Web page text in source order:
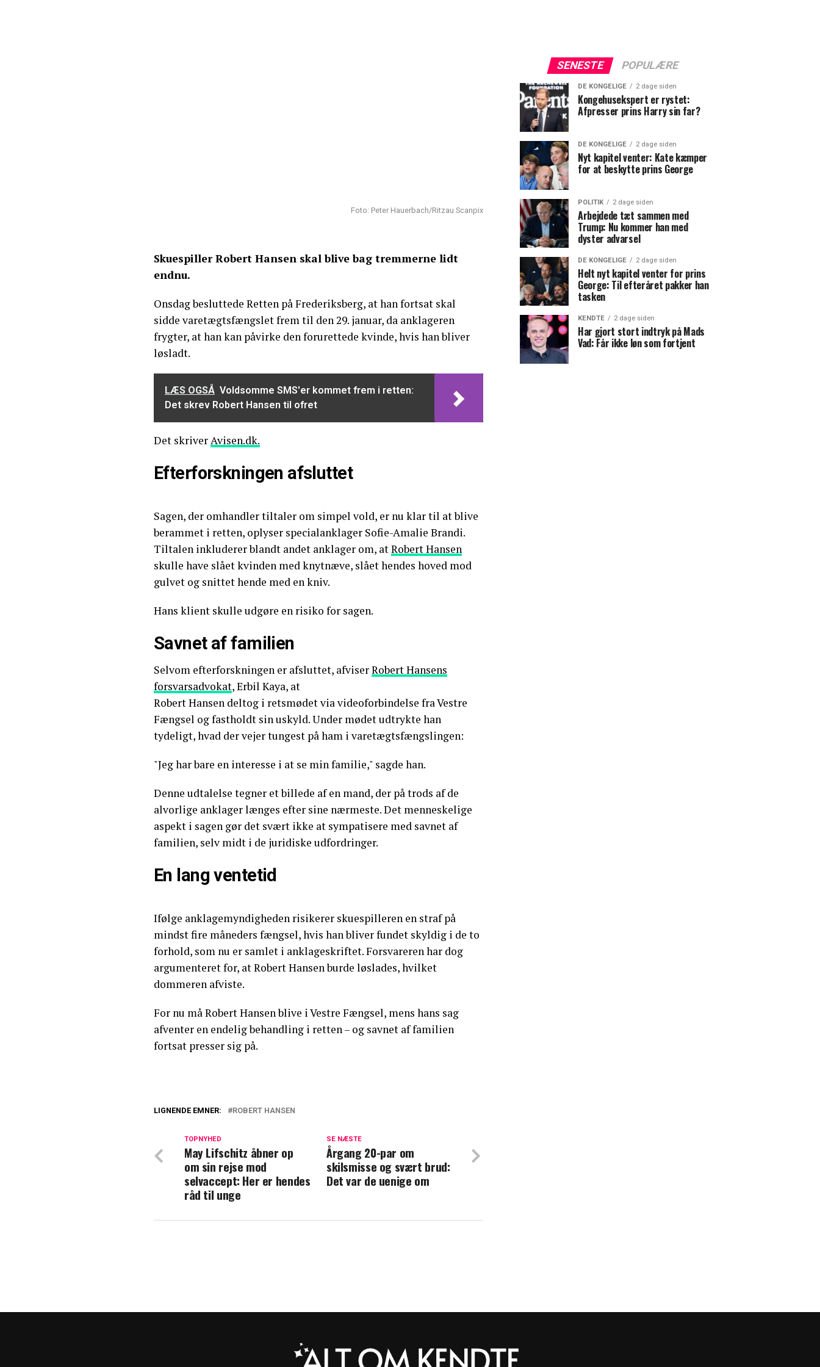
Foto: Peter Hauerbach/Ritzau Scanpix
Skuespiller Robert Hansen skal blive bag tremmerne lidt
endnu.
Onsdag besluttede Retten på Frederiksberg, at han fortsat skal
sidde varetægtsfængslet frem til den 29. januar, da anklageren
frygter, at han kan påvirke den forurettede kvinde, hvis han bliver
løsladt.
LÆS OGSÅ Voldsomme SMS'er kommet frem i retten:
Det skrev Robert Hansen til ofret
Det skriverAvisen.dk.
Efterforskningen afsluttet
Sagen, der omhandler tiltaler om simpel vold, er nu klar til at blive
berammet i retten, oplyser specialanklager Sofie-Amalie Brandi.
Tiltalen inkluderer blandt andet anklager om, atRobert Hansen
skulle have slået kvinden med knytnæve, slået hendes hoved mod
gulvet og snittet hende med en kniv.
Hans klient skulle udgøre en risiko for sagen.
Savnet af familien
Selvom efterforskningen er afsluttet, afviserRobert Hansens
forsvarsadvokat, Erbil Kaya, at
Robert Hansen deltog i retsmødet via videoforbindelse fra Vestre
Fængsel og fastholdt sin uskyld. Under mødet udtrykte han
tydeligt, hvad der vejer tungest på ham i varetægtsfængslingen:
"Jeg har bare en interesse i at se min familie," sagde han.
Denne udtalelse tegner et billede af en mand, der på trods af de
alvorlige anklager længes efter sine nærmeste. Det menneskelige
aspekt i sagen gør det svært ikke at sympatisere med savnet af
familien, selv midt i de juridiske udfordringer.
En lang ventetid
Ifølge anklagemyndigheden risikerer skuespilleren en straf på
mindst fire måneders fængsel, hvis han bliver fundet skyldig i de to
forhold, som nu er samlet i anklageskriftet. Forsvareren har dog
argumenteret for, at Robert Hansen burde løslades, hvilket
dommeren afviste.
For nu må Robert Hansen blive i Vestre Fængsel, mens hans sag
afventer en endelig behandling i retten – og savnet af familien
fortsat presser sig på.
Ny uventet drejning i Roberts voldssag: Det ser han som
sin fordel
LIGNENDE EMNER: ROBERT HANSEN
SE NÆSTE
Årgang 20-par om
skilsmisse og svært brud:
Det var de uenige om
TOPNYHED
May Lifschitz åbner op
om sin rejse mod
selvaccept: Her er hendes
råd til unge
SENESTE POPULÆRE
DE KONGELIGE 2 dage siden
Kongehusekspert er rystet:
Afpresser prins Harry sin far?
DE KONGELIGE 2 dage siden
Nyt kapitel venter: Kate kæmper
for at beskytte prins George
POLITIK 2 dage siden
Arbejdede tæt sammen med
Trump: Nu kommer han med
dyster advarsel
DE KONGELIGE 2 dage siden
Helt nyt kapitel venter for prins
George: Til efteråret pakker han
tasken
KENDTE 2 dage siden
Har gjort stort indtryk på Mads
Vad: Får ikke løn som fortjent